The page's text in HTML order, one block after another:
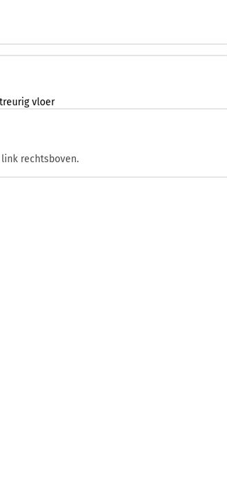
treurig vloer
rechtsboven.